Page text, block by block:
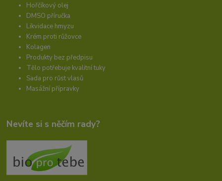
Hořčíkový olej
DMSO příručka
Likvidace hmyzu
Krém proti růžovce
Kolagen
Produkty bez předpisu
Tělo potřebuje kvalitní tuky
Sada pro růst vlasů
Masážní přípravky
Nevíte si s něčím rady?